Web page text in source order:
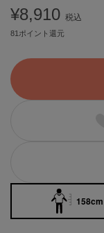
Ballelite
バレリット
バンドリヤー
Barbour
バブアー
Calvin Klein
カルバン・クライン
¥8,910 税込
81ポイント還元